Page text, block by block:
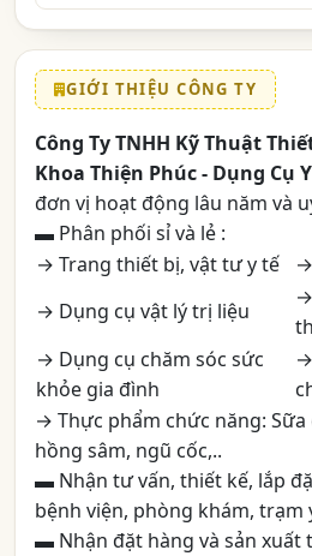
GIỚI THIỆU CÔNG TY
Công Ty TNHH Kỹ Thuật
Khoa Thiện Phúc - Dụng Cụ
đơn vị hoạt động lâu năm và
▬ Phân phối sỉ và lẻ :
→ Trang thiết bị, vật tư y tế
→ Dụng cụ vật lý trị liệu
→ Dụng cụ chăm sóc sức
khỏe gia đình
→ Thực phẩm chức năng: Sữa
hồng sâm, ngũ cốc,..
▬ Nhận tư vấn, thiết kế, lắp
bệnh viện, phòng khám, trạm
▬ Nhận đặt hàng và sản xuất